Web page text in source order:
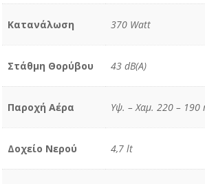
Κατανάλωση 370 Watt
Στάθμη Θορύβου 43 dB(A)
Παροχή Αέρα Υψ. – Χαμ. 220 – 190
Δοχείο Νερού 4,7 lt